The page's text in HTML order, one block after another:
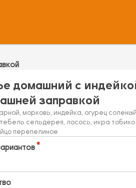
домашний с
заправкой
морковь, индейка, огурец
сельдерея, лосось, икра
перепелиное